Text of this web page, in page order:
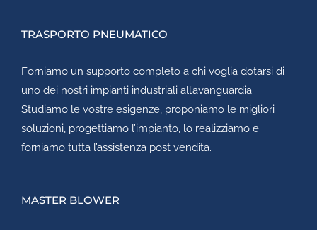
TRASPORTO PNEUMATICO
Forniamo un supporto completo a chi voglia dotarsi di
uno dei nostri impianti industriali all’avanguardia.
Studiamo le vostre esigenze, proponiamo le migliori
soluzioni, progettiamo l’impianto, lo realizziamo e
forniamo tutta l’assistenza post vendita.
MASTER BLOWER